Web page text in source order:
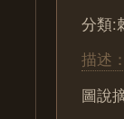
分類:
描述：
圖說